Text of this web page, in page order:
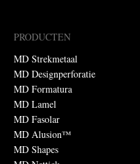
PRODUCTEN
MD Strekmetaal
MD Designperforatie
MD Formatura
MD Lamel
MD Fasolar
MD Alusion™
MD Shapes